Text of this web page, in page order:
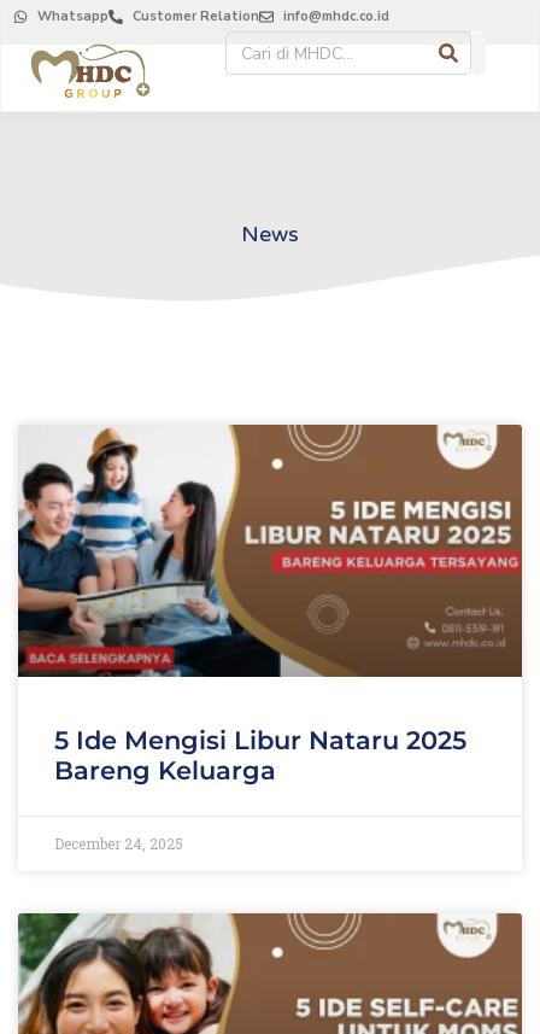
Whatsapp Customer Relation info@mhdc.co.id
News
5 Ide Mengisi Libur Nataru 2025
Bareng Keluarga
December 24, 2025